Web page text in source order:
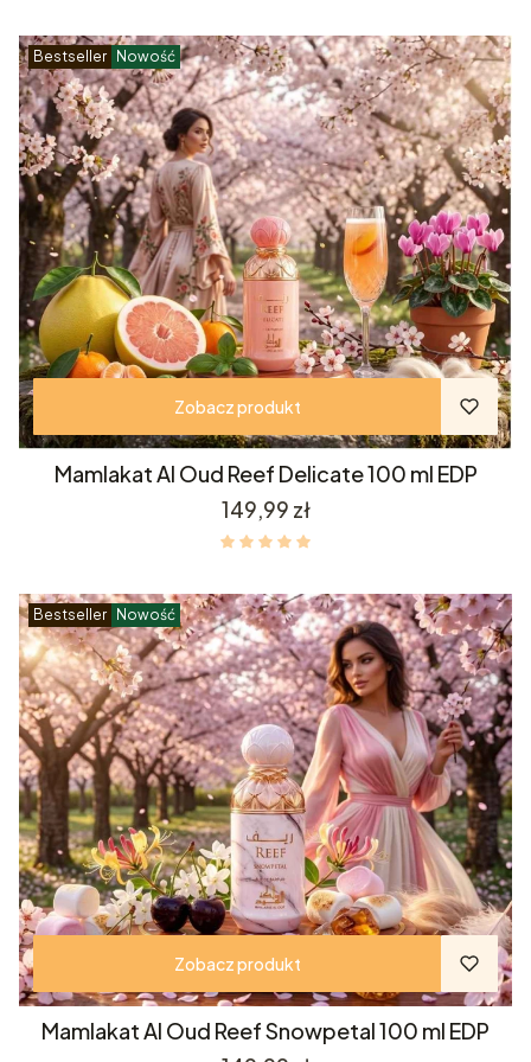
Bestseller Nowość
Zobacz produkt
Mamlakat Al Oud Reef Delicate 100 ml EDP
Cena
149,99 zł
Bestseller Nowość
Zobacz produkt
Mamlakat Al Oud Reef Snowpetal 100 ml EDP